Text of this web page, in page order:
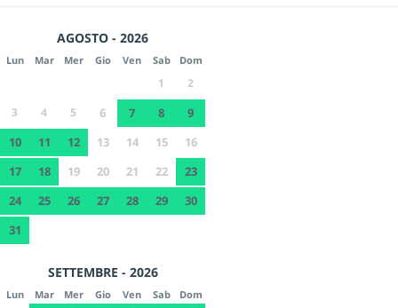
AGOSTO - 2026
Lun Mar Mer Gio Ven Sab Dom
1
2
3
4 5 6 7 8
9
10
11 12 13 14 15
16
17
18 19 20 21 22
23
24
25 26 27 28 29
30
31
SETTEMBRE - 2026
Lun Mar Mer Gio Ven Sab Dom